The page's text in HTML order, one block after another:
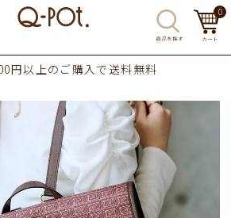
0
円以上のご購入で送料無料